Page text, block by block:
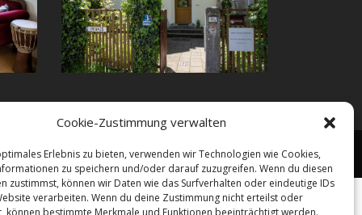
Cookie-Zustimmung verwalten
Erlebnis zu bieten, verwenden wir Technologien wie Cookies,
zu speichern und/oder darauf zuzugreifen. Wenn du diesen
zustimmst, können wir Daten wie das Surfverhalten oder eindeutige IDs
verarbeiten. Wenn du deine Zustimmung nicht erteilst oder
können bestimmte Merkmale und Funktionen beeinträchtigt werden.
Ausbildung Impressum Datenschutz